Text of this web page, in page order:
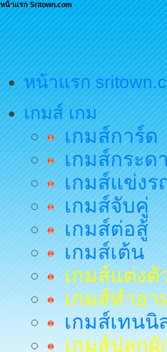
หน้าแรก Sritown.com
หน้าแรก
เกมส์ เกม
เกมส์การ์ด
เกมส์กระด
เกมส์แข่งร
เกมส์จับคู่
เกมส์ต่อสู้
เกมส์เต้น
เกมส์แต่งตั
เกมส์ทำอา
เกมส์เทนนิ
เกมส์ปลูกผั